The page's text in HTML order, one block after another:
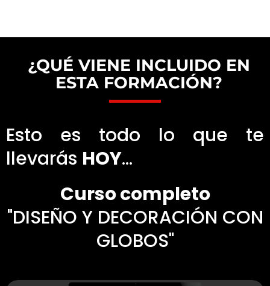
¿QUÉ VIENE INCLUIDO EN
ESTA FORMACIÓN?
Esto es todo lo que te
llevarás HOY...
Curso completo
"DISEÑO Y DECORACIÓN CON
GLOBOS"